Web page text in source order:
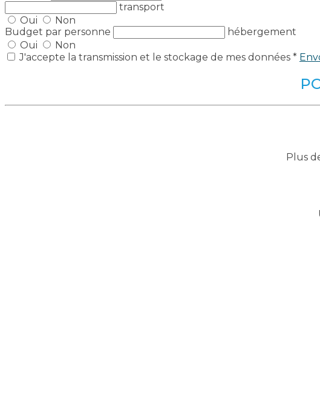
transport
Oui
Non
Budget par personne
hébergement
Oui
Non
J'accepte la transmission et le stockage de mes données *
Plus